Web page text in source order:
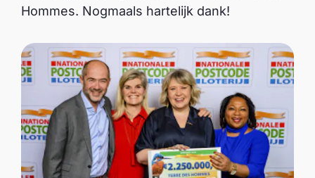
Hommes. Nogmaals hartelijk dank!